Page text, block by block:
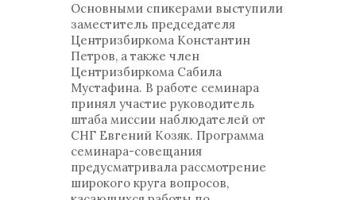
Основными спикерами выступили
заместитель председателя
Центризбиркома Константин
Петров, а также член
Центризбиркома Сабила
Мустафина. В работе семинара
принял участие руководитель
штаба миссии наблюдателей от
СНГ Евгений Козяк. Программа
семинара-совещания
предусматривала рассмотрение
широкого круга вопросов,